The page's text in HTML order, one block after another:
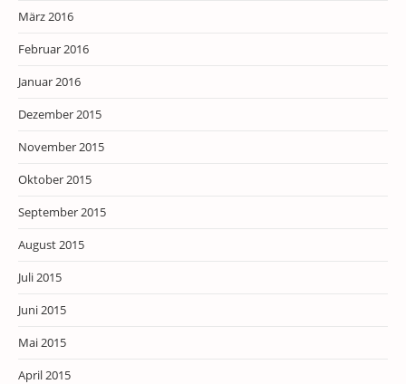
März 2016
Februar 2016
Januar 2016
Dezember 2015
November 2015
Oktober 2015
September 2015
August 2015
Juli 2015
Juni 2015
Mai 2015
April 2015